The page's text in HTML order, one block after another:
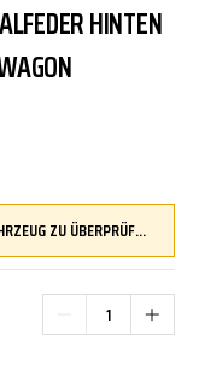
HINTEN
DRÜCKEN SIE AUF DEN BUTTON, UM IHR FAHRZEUG ZU ÜBERPRÜFEN UND SICHERZUSTELLEN, DASS DIESES TEIL KOMPATIBEL IST, BEVOR SIE ES BESTELLEN